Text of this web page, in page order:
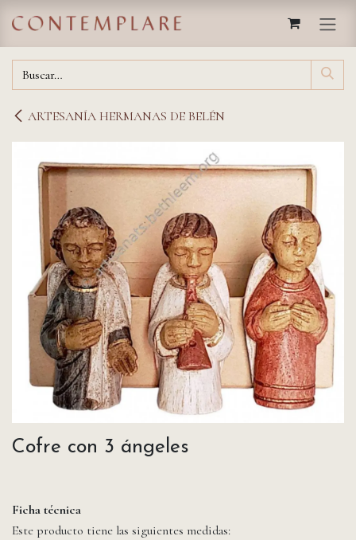
ARTESANÍA HERMANAS DE BELÉN
Cofre con 3 ángeles
Ficha técnica
Este producto tiene las siguientes medidas: